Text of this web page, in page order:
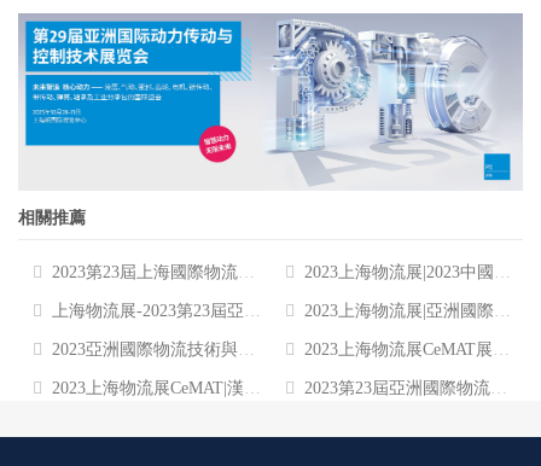
相關推薦
2023第23屆上海國際物流技術與運輸系統展覽會 2023上海物流展|2023中國物流倉儲展
上海物流展-2023第23屆亞洲國際物流技術與運輸系統展覽會 CeMAT ASIA 2023上海物流展|亞洲國際物流技術與運輸系統展覽會
2023亞洲國際物流技術與運輸系統展覽會(CeMAT ASIA) 2023上海物流展CeMAT展位詳情
2023上海物流展CeMAT|漢諾威上海物流倉儲博覽會 2023第23屆亞洲國際物流技術與運輸系統展覽會(CeMAT?ASIA)